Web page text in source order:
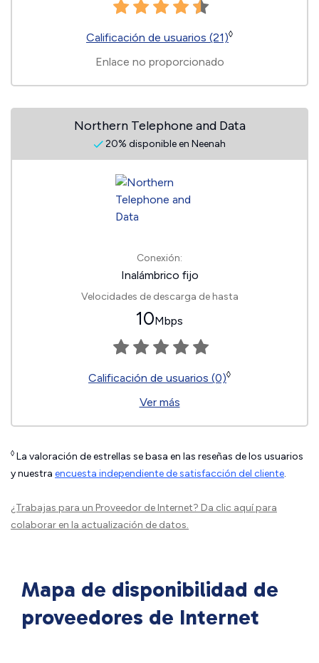
Calificación de usuarios (21)◊
Enlace no proporcionado
Northern Telephone and Data
20% disponible en Neenah
Conexión:
Inalámbrico fijo
Velocidades de descarga de hasta
10Mbps
Calificación de usuarios (0)◊
Ver más
◊ La valoración de estrellas se basa en las reseñas de los usuarios
y nuestra encuesta independiente de satisfacción del cliente.
¿Trabajas para un Proveedor de Internet? Da clic aquípara
colaborar en la actualización de datos.
Mapa de disponibilidad de
proveedores de Internet